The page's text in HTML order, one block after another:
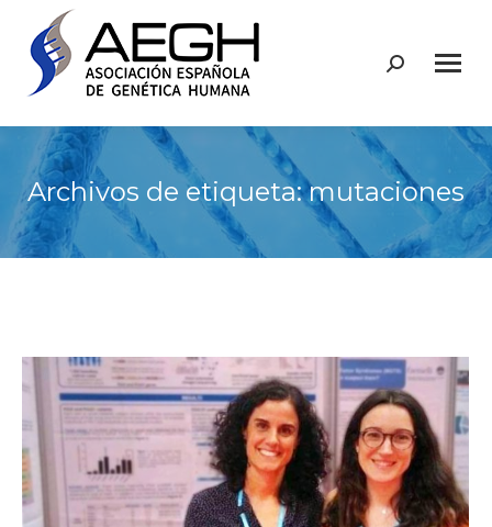
Buscar:
Archivos de etiqueta:mutaciones